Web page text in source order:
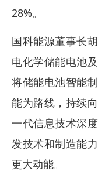
28%。
国科能源董事长
电化学储能电池
将储能电池智能
能为路线，持续
一代信息技术深
发技术和制造能
更大动能。